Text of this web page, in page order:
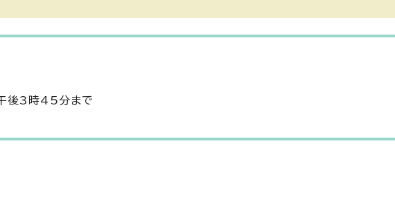
後3時45分まで